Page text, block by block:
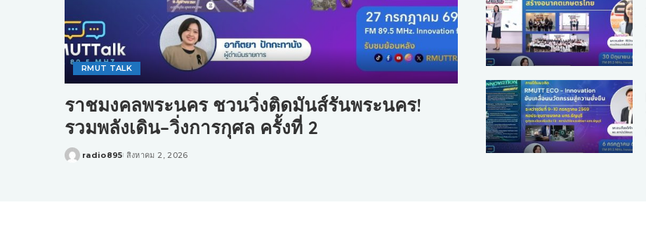
RMUT TALK
ราชมงคลพระนคร ชวนวิ่งติดมันส์รันพระนคร!
รวมพลังเดิน–วิ่งการกุศล ครั้งที่ 2
Posted
radio895 สิงหาคม 2, 2026